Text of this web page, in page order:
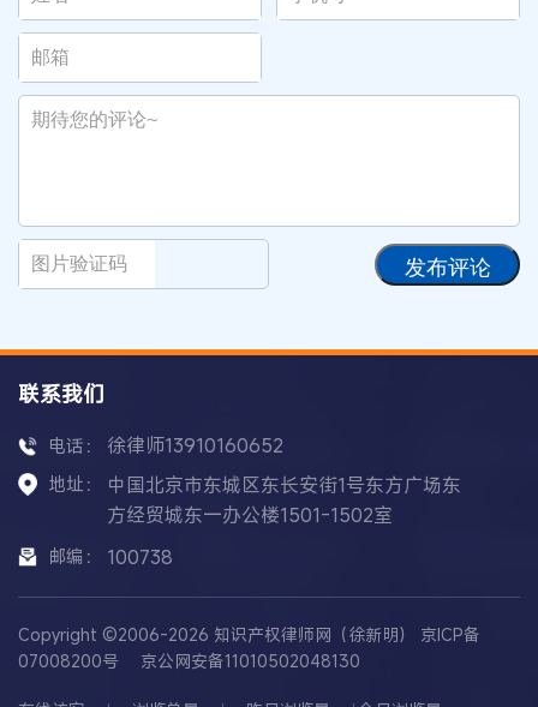
发布评论
联系我们
电话： 徐律师13910160652
地址：
中国北京市东城区东长安街1号东方广场东
方经贸城东一办公楼1501-1502室
邮编： 100738
Copyright ©2006-2026 知识产权律师网（徐新明） 京ICP备
07008200号
京公网安备11010502048130